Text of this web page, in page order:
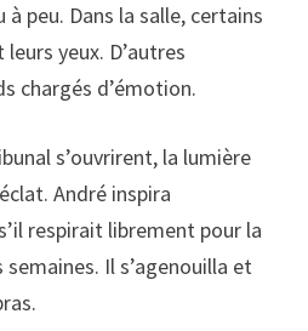
peu. Dans la salle, certains
yeux. D’autres
chargés d’émotion.
s’ouvrirent, la lumière
André inspira
respirait librement pour la
Il s’agenouilla et